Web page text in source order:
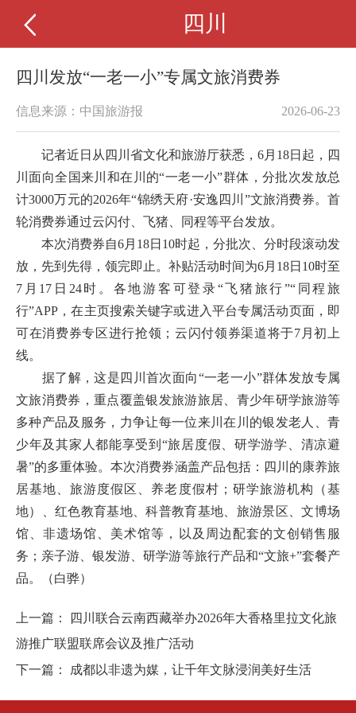
四川
四川发放“一老一小”专属文旅消费券
信息来源：中国旅游报 2026-06-23
记者近日从四川省文化和旅游厅获悉，6月18日起，四
川面向全国来川和在川的“一老一小”群体，分批次发放总
计3000万元的2026年“锦绣天府·安逸四川”文旅消费券。首
轮消费券通过云闪付、飞猪、同程等平台发放。
本次消费券自6月18日10时起，分批次、分时段滚动发
放，先到先得，领完即止。补贴活动时间为6月18日10时至
7月17日24时。各地游客可登录“飞猪旅行”“同程旅
行”APP，在主页搜索关键字或进入平台专属活动页面，即
可在消费券专区进行抢领；云闪付领券渠道将于7月初上
线。
据了解，这是四川首次面向“一老一小”群体发放专属
文旅消费券，重点覆盖银发旅游旅居、青少年研学旅游等
多种产品及服务，力争让每一位来川在川的银发老人、青
少年及其家人都能享受到“旅居度假、研学游学、清凉避
暑”的多重体验。本次消费券涵盖产品包括：四川的康养旅
居基地、旅游度假区、养老度假村；研学旅游机构（基
地）、红色教育基地、科普教育基地、旅游景区、文博场
馆、非遗场馆、美术馆等，以及周边配套的文创销售服
务；亲子游、银发游、研学游等旅行产品和“文旅+”套餐产
品。
（白骅）
上一篇：
四川联合云南西藏举办2026年大香格里拉文化旅
游推广联盟联席会议及推广活动
下一篇：
成都以非遗为媒，让千年文脉浸润美好生活